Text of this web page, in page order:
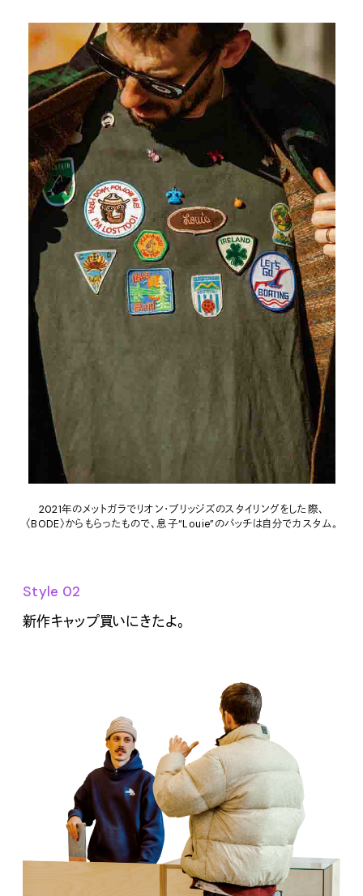
2021年のメットガラでリオン・ブリッジズのスタイリングをした際、
〈BODE〉からもらったもので、息子“Louie”のパッチは自分でカスタム。
Style 02
新作キャップ買いにきたよ。